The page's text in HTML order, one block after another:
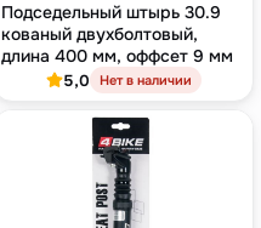
Подседельный штырь 30.9
кованый двухболтовый,
длина 400 мм, оффсет 9 мм
5,0 Нет в наличии